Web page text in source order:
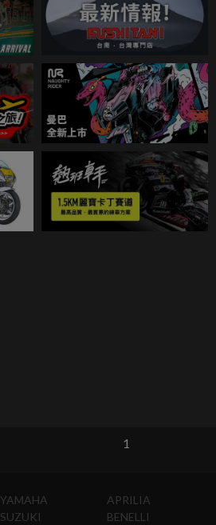
1
YAMAHA
SUZUKI
APRILIA
BENELLI